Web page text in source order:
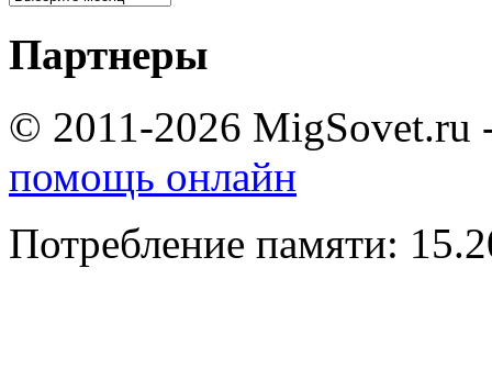
Партнеры
© 2011-2026 MigSovet.ru
помощь онлайн
Потребление памяти: